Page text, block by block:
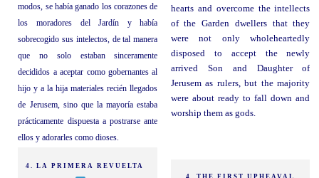
modos, se había ganado los corazones de
los moradores del Jardín y había
sobrecogido sus intelectos, de tal manera
que no solo estaban sinceramente
decididos a aceptar como gobernantes al
hijo y a la hija materiales recién llegados
de Jerusem, sino que la mayoría estaba
prácticamente dispuesta a postrarse ante
ellos y adorarles como dioses.
hearts and overcome the intellects
of the Garden dwellers that they
were not only wholeheartedly
disposed to accept the newly
arrived Son and Daughter of
Jerusem as rulers, but the majority
were about ready to fall down and
worship them as gods.
4. LA PRIMERA REVUELTA